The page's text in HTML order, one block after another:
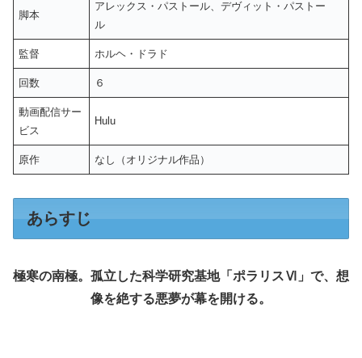
脚本
アレックス・パストール、デヴィット・パストー
ル
監督 ホルヘ・ドラド
回数 ６
動画配信サー
ビス
Hulu
原作 なし（オリジナル作品）
あらすじ
極寒の南極。孤立した科学研究基地「ポラリスⅥ」で、想
像を絶する悪夢が幕を開ける。